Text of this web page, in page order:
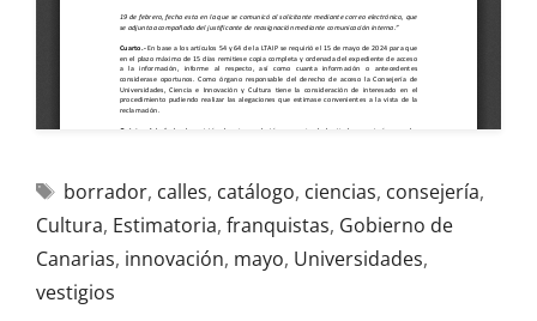
borrador, calles, catálogo, ciencias, consejería,
Cultura, Estimatoria, franquistas, Gobierno de
Canarias, innovación, mayo, Universidades,
vestigios